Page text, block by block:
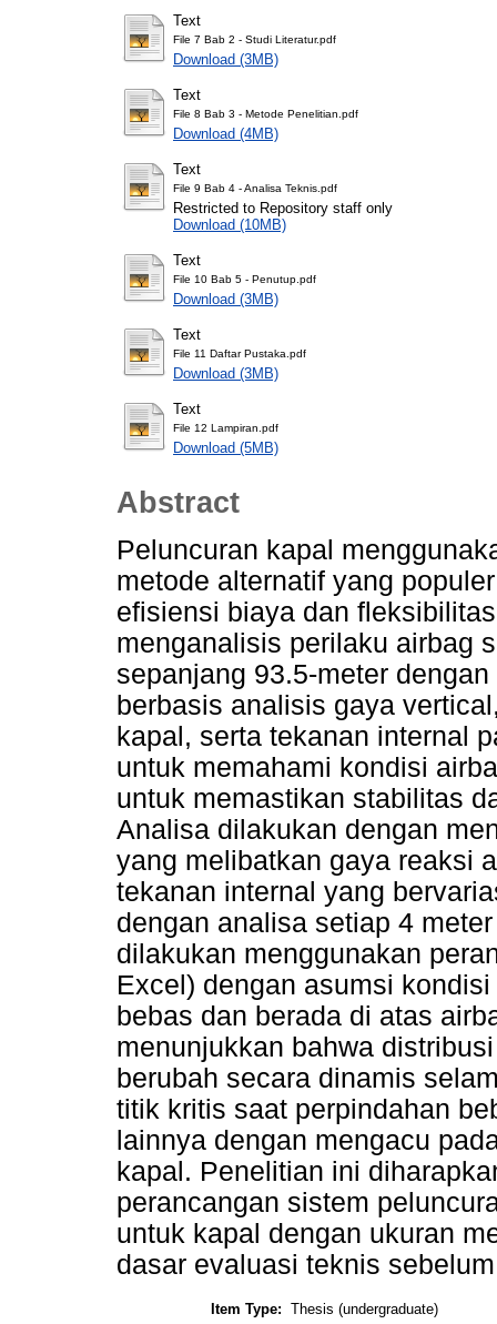
Text
File 7 Bab 2 - Studi Literatur.pdf
Download (3MB)
Text
File 8 Bab 3 - Metode Penelitian.pdf
Download (4MB)
Text
File 9 Bab 4 - Analisa Teknis.pdf
Restricted to Repository staff only
Download (10MB)
Text
File 10 Bab 5 - Penutup.pdf
Download (3MB)
Text
File 11 Daftar Pustaka.pdf
Download (3MB)
Text
File 12 Lampiran.pdf
Download (5MB)
Abstract
Peluncuran kapal
metode alternatif yang
efisiensi biaya dan
menganalisis perilaku airbag
sepanjang 93.5-meter
berbasis analisis gaya
kapal, serta tekanan internal
untuk memahami kondisi
untuk memastikan stabilitas
Analisa dilakukan dengan
yang melibatkan gaya reaksi
tekanan internal yang
dengan analisa setiap 4
dilakukan menggunakan
Excel) dengan asumsi
bebas dan berada di atas
menunjukkan bahwa
berubah secara dinamis
titik kritis saat perpindahan
lainnya dengan mengacu
kapal. Penelitian ini
perancangan sistem
untuk kapal dengan ukuran
dasar evaluasi teknis
Item Type: Thesis (undergraduate)